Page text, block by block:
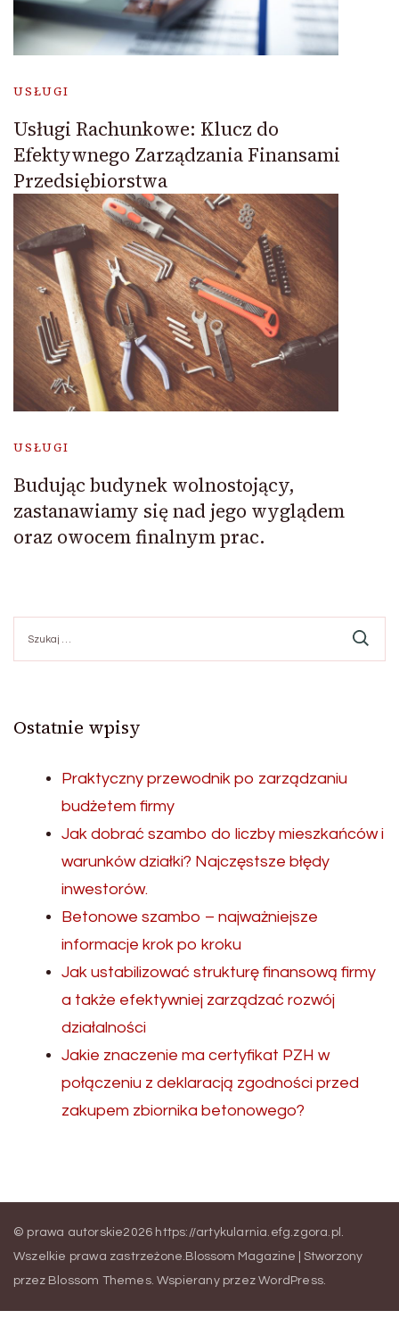
USŁUGI
Usługi Rachunkowe: Klucz do
Efektywnego Zarządzania Finansami
Przedsiębiorstwa
USŁUGI
Budując budynek wolnostojący,
zastanawiamy się nad jego wyglądem
oraz owocem finalnym prac.
Ostatnie wpisy
Praktyczny przewodnik po zarządzaniu
budżetem firmy
Jak dobrać szambo do liczby mieszkańców i
warunków działki? Najczęstsze błędy
inwestorów.
Betonowe szambo – najważniejsze
informacje krok po kroku
Jak ustabilizować strukturę finansową firmy
a także efektywniej zarządzać rozwój
działalności
Jakie znaczenie ma certyfikat PZH w
połączeniu z deklaracją zgodności przed
zakupem zbiornika betonowego?
© prawa autorskie2026 https://artykularnia.efg.zgora.pl
Wszelkie prawa zastrzeżone. Blossom Magazine | Stworzony
przez Blossom Themes. Wspierany przezWordPress